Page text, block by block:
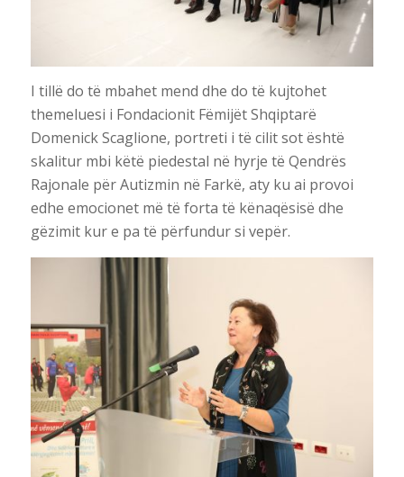
I tillë do të mbahet mend dhe do të kujtohet
themeluesi i Fondacionit Fëmijët Shqiptarë
Domenick Scaglione, portreti i të cilit sot është
skalitur mbi këtë piedestal në hyrje të Qendrës
Rajonale për Autizmin në Farkë, aty ku ai provoi
edhe emocionet më të forta të kënaqësisë dhe
gëzimit kur e pa të përfundur si vepër.